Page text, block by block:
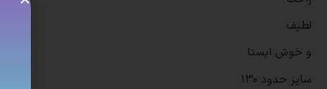
لطیف
و خوش ایستا
سایز حدود ۱۳۰